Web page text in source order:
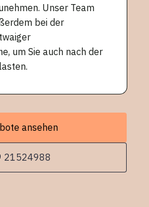
Unser Team
bei der
um Sie auch nach der
ansehen
21524988